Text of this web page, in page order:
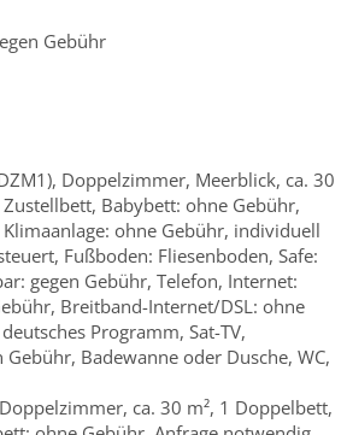
Gebühr
Doppelzimmer, Meerblick, ca. 30
Babybett: ohne Gebühr,
ohne Gebühr, individuell
Fußboden: Fliesenboden, Safe:
gegen Gebühr, Telefon, Internet:
Breitband-Internet/DSL: ohne
Programm, Sat-TV,
Gebühr, Badewanne oder Dusche, WC,
ca. 30 m², 1 Doppelbett,